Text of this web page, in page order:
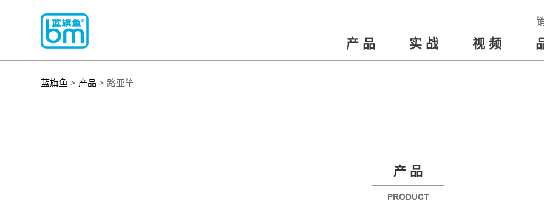
产品 实战 视频
蓝旗鱼 > 产品 > 路亚竿
产 品
PRODUCT